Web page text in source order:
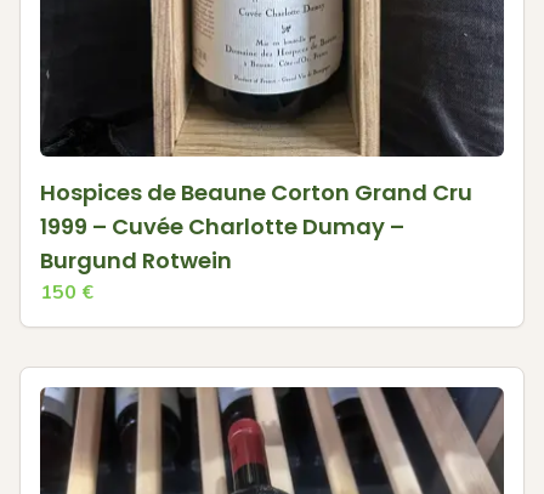
Hospices de Beaune Corton Grand Cru
1999 – Cuvée Charlotte Dumay –
Burgund Rotwein
150 €